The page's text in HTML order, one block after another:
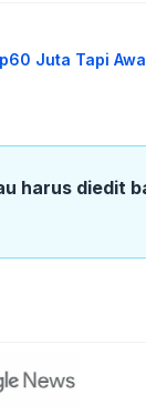
Juta Tapi
harus diedit